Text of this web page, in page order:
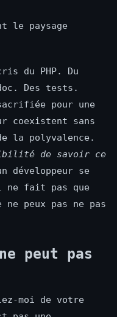
le paysage
du PHP. Du
Des tests.
pour une
coexistent sans
la polyvalence.
de savoir ce
développeur se
ne fait pas que
peux pas ne pas
peut pas
moi de votre